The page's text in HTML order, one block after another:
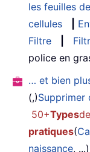
les feuilles
cellules
Filtre
police en
… et bien
(,)Supprimer
50+Types
pratiques(
naissance, ...)